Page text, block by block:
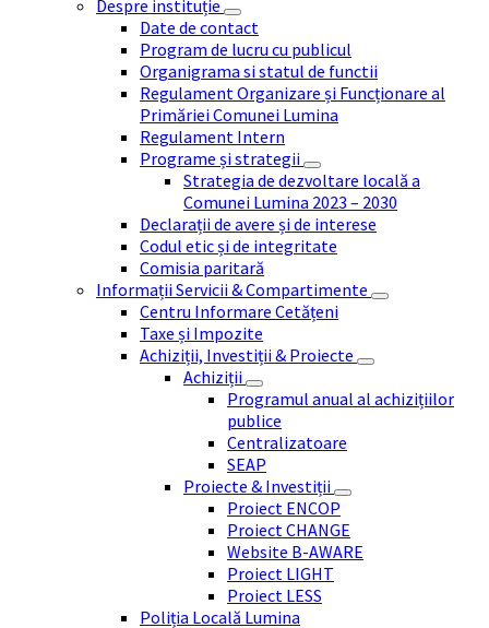
Despre instituție
Date de contact
Program de lucru cu publicul
Organigrama si statul de functii
Regulament Organizare și Funcționare al
Primăriei Comunei Lumina
Regulament Intern
Programe și strategii
Strategia de dezvoltare locală a
Comunei Lumina 2023 – 2030
Declarații de avere și de interese
Codul etic și de integritate
Comisia paritară
Informații Servicii & Compartimente
Centru Informare Cetățeni
Taxe și Impozite
Achiziții, Investiții & Proiecte
Achiziții
Programul anual al achizițiilor
publice
Centralizatoare
SEAP
Proiecte & Investiții
Proiect ENCOP
Proiect CHANGE
Website B-AWARE
Proiect LIGHT
Proiect LESS
Poliția Locală Lumina